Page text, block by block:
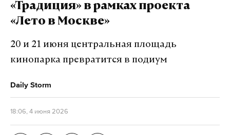
«Традиция» в рамках проекта
«Лето в Москве»
20 и 21 июня центральная площадь
кинопарка превратится в подиум
Daily Storm
18:06, 4 июня 2026